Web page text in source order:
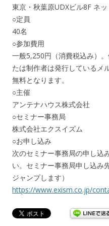
東京・秋葉原UDXビル8F ネ
○定員
40名
○参加費用
一般5,250円（消費税込み）
たは制作者は発行しているメ
無料となります。
○主催
アンテナハウス株式会社
○セミナー事務局
株式会社エクスイズム
○お申し込み
次のセミナー事務局の申し込
い。セミナー事務局申し込み
ジャンプします）
https://www.exism.co.jp/